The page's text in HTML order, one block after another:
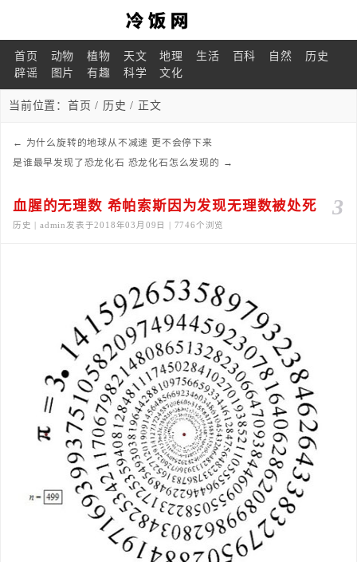
首页 动物 植物 天文 地理 生活 百科 自然
历史
辟谣
图片 有趣 科学 文化
当前位置： 首页 / 历史 / 正文
← 为什么旋转的地球从不减速 更不会停下来
是谁最早发现了恐龙化石 恐龙化石怎么发现的 →
3
血腥的无理数 希帕索斯因为发现无理数被处死
历史 | admin发表于2018年03月09日 | 7746个浏览